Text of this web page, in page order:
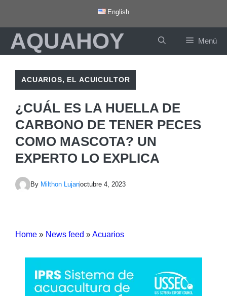
contenido
English
AQUAHOY Menú
ACUARIOS, EL ACUICULTOR
¿CUÁL ES LA HUELLA DE
CARBONO DE TENER PECES
COMO MASCOTA? UN
EXPERTO LO EXPLICA
By Milthon Lujanoctubre 4, 2023
Home » News feed »Acuarios